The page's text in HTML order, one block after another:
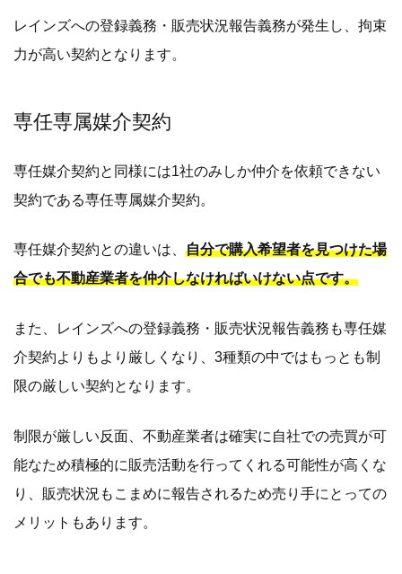
レインズへの登録義務・販売状況報告義務が発生し、拘束
力が高い契約となります。
専任専属媒介契約
専任媒介契約と同様には1社のみしか仲介を依頼できない
契約である専任専属媒介契約。
専任媒介契約との違いは、 自分で購入希望者を見つけた場
合でも不動産業者を仲介しなければいけない点です。
また、レインズへの登録義務・販売状況報告義務も専任媒
介契約よりもより厳しくなり、3種類の中ではもっとも制
限の厳しい契約となります。
制限が厳しい反面、不動産業者は確実に自社での売買が可
能なため積極的に販売活動を行ってくれる可能性が高くな
り、販売状況もこまめに報告されるため売り手にとっての
メリットもあります。